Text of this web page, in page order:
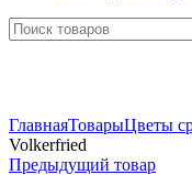
ГлавнаяТоварыЦветы
Volkerfried
Предыдущий товар